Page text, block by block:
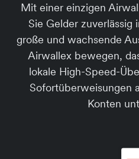
Mit einer einzigen
Sie Gelder zuverlässig
große und wachsende
Airwallex bewegen,
lokale High-Speed-
Sofortüberweisungen
Konten